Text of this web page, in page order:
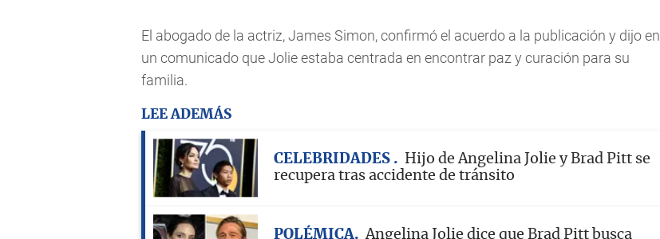
El abogado de la actriz, James Simon, confirmó el acuerdo a la publicación y dijo en
un comunicado que Jolie estaba centrada en encontrar paz y curación para su
familia.
LEE ADEMÁS
CELEBRIDADES
Hijo de Angelina Jolie y Brad Pitt se
recupera tras accidente de tránsito
POLÉMICA
Angelina Jolie dice que Brad Pitt busca